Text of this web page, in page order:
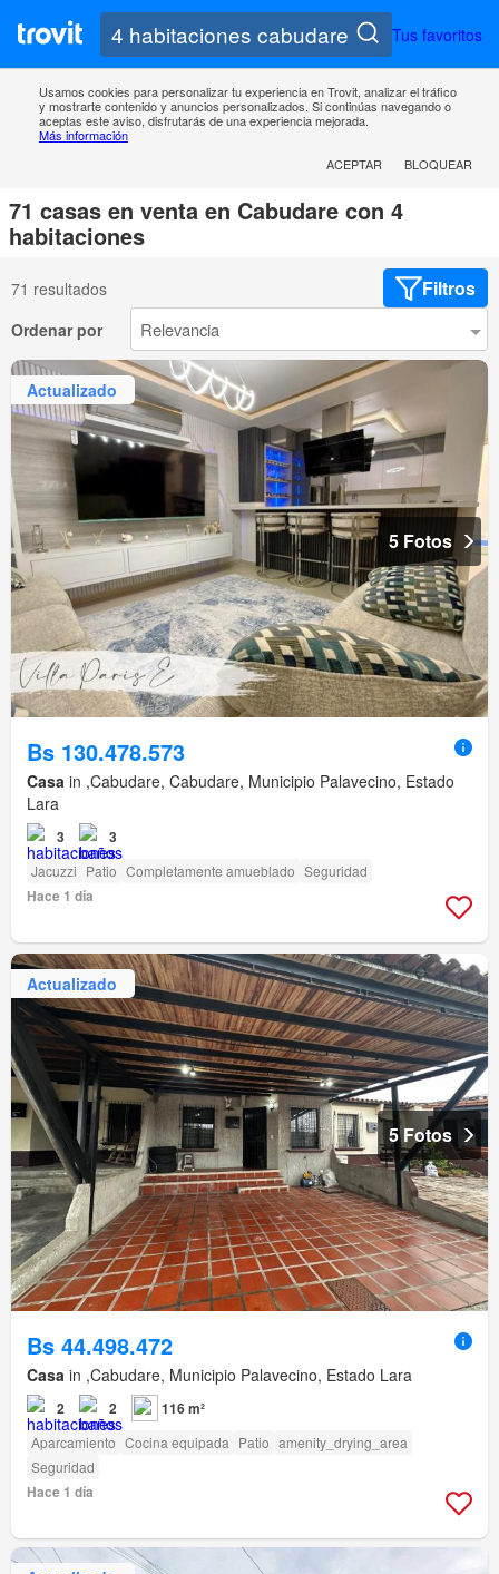
Tus favoritos
Usamos cookies para personalizar tu experiencia en Trovit, analizar el tráfico
y mostrarte contenido y anuncios personalizados. Si continúas navegando o
aceptas este aviso, disfrutarás de una experiencia mejorada.
Más información
ACEPTAR
BLOQUEAR
71 casas en venta en Cabudare con 4
habitaciones
71 resultados Filtros
Ordenar por
Actualizado
5 Fotos
Bs 130.478.573
Casa in ,Cabudare, Cabudare, Municipio Palavecino, Estado
Lara
3 3
Jacuzzi Patio Completamente amueblado Seguridad
Hace 1 día
Actualizado
5 Fotos
Bs 44.498.472
Casa in ,Cabudare, Municipio Palavecino, Estado Lara
2 2 116 m²
Aparcamiento Cocina equipada Patio amenity_drying_area
Seguridad
Hace 1 día